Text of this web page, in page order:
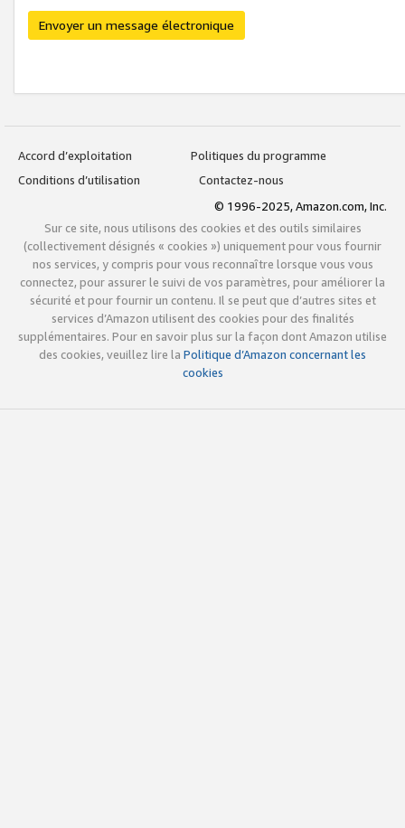
Envoyer un message électronique
Accord d’exploitation
Politiques du programme
Conditions d’utilisation
Contactez-nous
© 1996-2025, Amazon.com, Inc.
Sur ce site, nous utilisons des cookies et des outils similaires
(collectivement désignés « cookies ») uniquement pour vous fournir
nos services, y compris pour vous reconnaître lorsque vous vous
connectez, pour assurer le suivi de vos paramètres, pour améliorer la
sécurité et pour fournir un contenu. Il se peut que d’autres sites et
services d’Amazon utilisent des cookies pour des finalités
supplémentaires. Pour en savoir plus sur la façon dont Amazon utilise
des cookies, veuillez lire la Politique d’Amazon concernant les
cookies